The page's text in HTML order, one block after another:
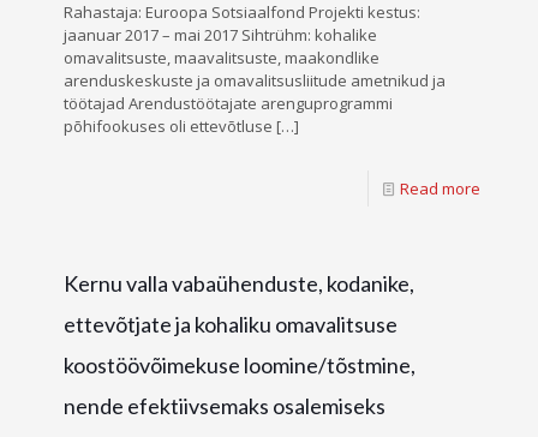
Rahastaja: Euroopa Sotsiaalfond Projekti kestus:
jaanuar 2017 – mai 2017 Sihtrühm: kohalike
omavalitsuste, maavalitsuste, maakondlike
arenduskeskuste ja omavalitsusliitude ametnikud ja
töötajad Arendustöötajate arenguprogrammi
põhifookuses oli ettevõtluse […]
Read more
Kernu valla vabaühenduste, kodanike,
ettevõtjate ja kohaliku omavalitsuse
koostöövõimekuse loomine/tõstmine,
nende efektiivsemaks osalemiseks